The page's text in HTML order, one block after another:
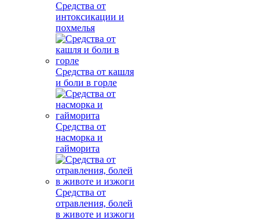
Средства от
интоксикации и
похмелья
Средства от кашля
и боли в горле
Средства от
насморка и
гайморита
Средства от
отравления, болей
в животе и изжоги